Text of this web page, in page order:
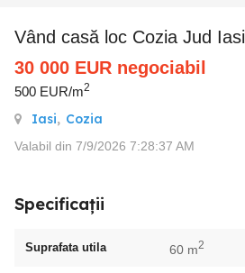
Vând casă loc Cozia Jud Iasi
30 000 EUR negociabil
500 EUR/m2
Iasi, Cozia
Valabil din 7/9/2026 7:28:37 AM
Specificații
Suprafata utila 60 m2